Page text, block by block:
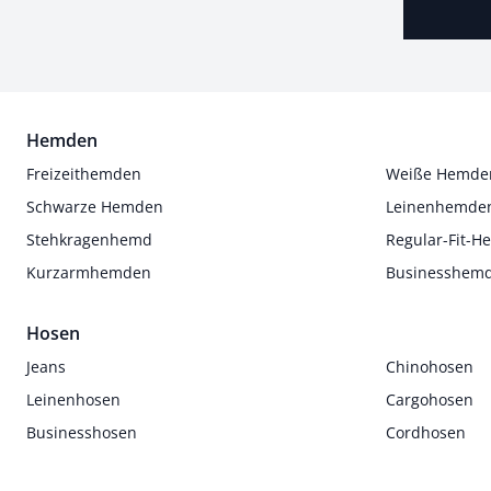
Hemden
Freizeithemden
Weiße
Schwarze Hemden
Stehkragenhemd
Regular-Fit-
Kurzarmhemden
Hosen
Jeans
Chinohosen
Leinenhosen
Cargohosen
Businesshosen
Cordhosen